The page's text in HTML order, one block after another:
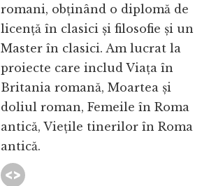
romani, obținând o diplomă de
licență în clasici și filosofie și un
Master în clasici. Am lucrat la
proiecte care includ Viața în
Britania romană, Moartea și
doliul roman, Femeile în Roma
antică, Viețile tinerilor în Roma
antică.